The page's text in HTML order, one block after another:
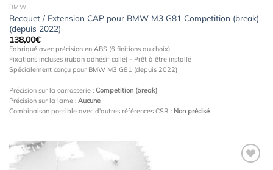
BMW
Becquet / Extension CAP pour BMW M3 G81 Competition (break)
(depuis 2022)
138,00€
Fabriqué avec précision en ABS (6 finitions au choix)
Fixations incluses (ruban adhésif collé) - Prêt à être installé
Spécialement conçu pour BMW M3 G81 (depuis 2022)
Précision sur la carrosserie : Competition (break)
Précision sur la lame : Aucune
Combinaison possible avec d'autres références CSR : Non précisé